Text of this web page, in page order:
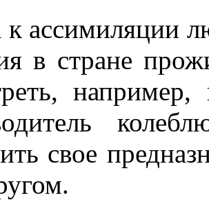
ассимиляции
в стране
свое